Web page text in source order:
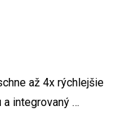
až 4x rýchlejšie
a integrovaný …